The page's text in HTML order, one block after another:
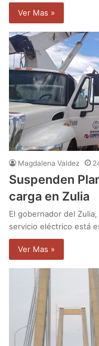
Ver Mas »
Magdalena Valdez
Suspenden
carga en Zulia
El gobernador del
servicio eléctrico está
Ver Mas »